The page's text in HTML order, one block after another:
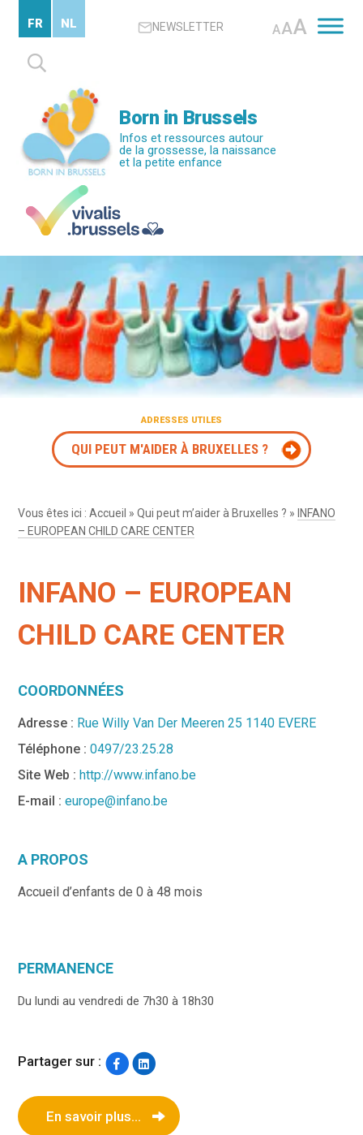
contenu
principal
NEWSLETTER AAA
Rechercher :
FR NL
Born in Brussels
Infos et ressources autour
de la grossesse, la naissance
et la petite enfance
ADRESSES UTILES
QUI PEUT M'AIDER À BRUXELLES ?
Vous êtes ici :Accueil »Qui peut m’aider à Bruxelles ? » INFANO
– EUROPEAN CHILD CARE CENTER
INFANO – EUROPEAN
CHILD CARE CENTER
COORDONNÉES
Adresse : Rue Willy Van Der Meeren 25 1140 EVERE
Téléphone :0497/23.25.28
Site Web : http://www.infano.be
E-mail : europe@infano.be
A PROPOS
Accueil d’enfants de 0 à 48 mois
PERMANENCE
Du lundi au vendredi de 7h30 à 18h30
Partager sur :
En savoir plus...